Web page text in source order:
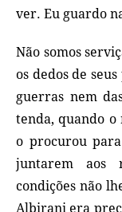
ver. Eu guardo
Não somos
os dedos de
guerras nem
tenda, quando
o procurou
juntarem aos
condições não
Albirani era